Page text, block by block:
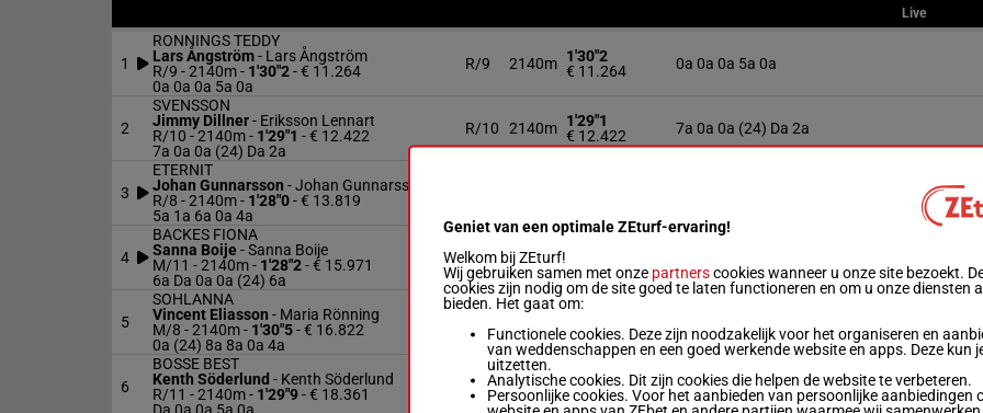
Live
1
RONNINGS TEDDY
Lars Ångström- Lars Ångström
R/9 - 2140m- 1'30"2- € 11.264
0a 0a 0a 5a 0a
R/9 2140m 1'30"2
€ 11.264
0a 0a 0a 5a 0a
2
SVENSSON
Jimmy Dillner- Eriksson Lennart
R/10 - 2140m- 1'29"1 - € 12.422
7a 0a 0a (24) Da 2a
R/10 2140m 1'29"1
€ 12.422
7a 0a 0a (24) Da 2a
3
ETERNIT
Johan Gunnarsson -Johan Gunnarsson
R/8 - 2140m- 1'28"0- € 13.819
5a 1a 6a 0a 4a
4
BACKES FIONA
Sanna Boije-Sanna Boije
M/11 - 2140m- 1'28"2- € 15.971
6a Da 0a 0a (24) 6a
M/11 2140m
€ 15.971
5
SOHLANNA
Vincent Eliasson - Maria Rönning
M/8 - 2140m- 1'30"5- € 16.822
0a (24) 8a 8a 0a 4a
1'30"5
€ 16.822
6
BOSSE BEST
Kenth Söderlund - Kenth Söderlund
R/11 - 2140m- 1'29"9- € 18.361
R/11 2140m
1'29"9
€ 18.361
Da 0a 0a 5a 0a
Geniet van een optimale ZEturf-ervaring!
Welkom bij ZEturf!
Wij gebruiken samen met onze partnerscookies wanneer u onze site bezoekt.
cookies zijn nodig om de site goed te laten functioneren en om u onze diensten
bieden. Het gaat om:
Functionele cookies. Deze zijn noodzakelijk voor het organiseren en
van weddenschappen en een goed werkende website en apps. Deze kun
uitzetten.
Analytische cookies. Dit zijn cookies die helpen de website te verbeteren.
Persoonlijke cookies. Voor het aanbieden van persoonlijke aanbiedingen